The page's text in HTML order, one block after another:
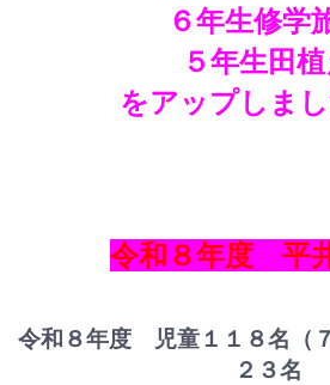
６年生修学
５年生田植
をアップしまし
令和８年度 平
令和８年度 児童１１８名（
２３名